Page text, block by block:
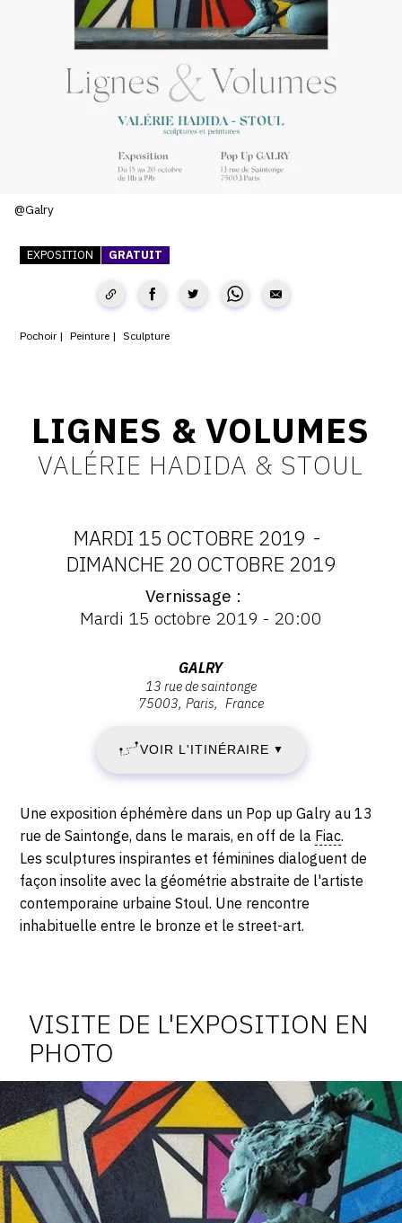
SERVICES
CRÉER SON CATALOGUE RAISONNÉ
ABONNEMENTS DÉDIÉS AUX GALERISTES
CRÉER SON SITE ARTISTE
CRÉER SON CATALOGUE D'EXPO
À PROPOS
CONTACT
CGU
SUIVEZ-NOUS
INSTAGRAM
TWITTER
@Galry
EXPOSITION GRATUIT
Pochoir Peinture Sculpture
LIGNES & VOLUMES
VALÉRIE HADIDA & STOUL
DATES
:
15
2019
-
DIMANCHE
20
OCTOBRE
MARDI 15 OCTOBRE 2019 -
DIMANCHE 20 OCTOBRE 2019
Vernissage
Mardi 15 octobre 2019 - 20:00
Saintonge,
75003
Paris
GALRY
13 rue de saintonge
75003 Paris France
VOIR L'ITINÉRAIRE ▼
Description,
horaires...
Une exposition éphémère dans un Pop up Galry au 13
rue de Saintonge, dans le marais, en off de la Fiac.
Les sculptures inspirantes et féminines dialoguent de
façon insolite avec la géométrie abstraite de l'artiste
contemporaine urbaine Stoul. Une rencontre
inhabituelle entre le bronze et le street-art.
l'exposition
VISITE DE L'EXPOSITION EN
PHOTO